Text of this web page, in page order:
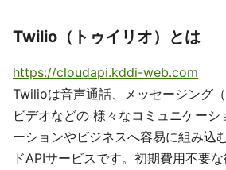
Twilio（トゥイリオ）とは
https://cloudapi.kddi-web.com
Twilioは音声通話、メッセージング（
ビデオなどの 様々なコミュニケーシ
ーションやビジネスへ容易に組み込
ドAPIサービスです。初期費用不要